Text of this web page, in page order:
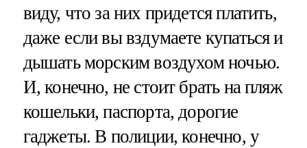
виду, что за них придется платить,
даже если вы вздумаете купаться и
дышать морским воздухом ночью.
И, конечно, не стоит брать на пляж
кошельки, паспорта, дорогие
гаджеты. В полиции, конечно, у